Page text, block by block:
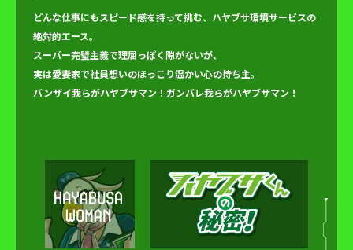
どんな仕事にもスピード感を持って挑む、ハヤブサ環境サービスの
絶対的エース。
スーパー完璧主義で理屈っぽく隙がないが、
実は愛妻家で社員想いのほっこり温かい心の持ち主。
バンザイ我らがハヤブサマン！ガンバレ我らがハヤブサマン！